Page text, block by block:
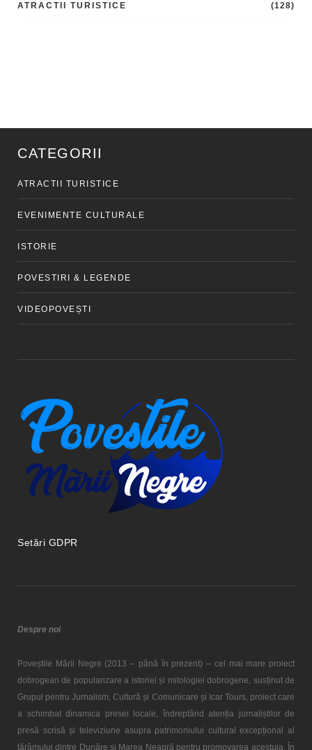
ATRACTII TURISTICE (128)
CATEGORII
ATRACTII TURISTICE
EVENIMENTE CULTURALE
ISTORIE
POVESTIRI & LEGENDE
VIDEOPOVEȘTI
Setări GDPR
Despre noi
Poveștile Mării Negre (2013 – până în prezent) – cel mai mare proiect
dobrogean de popularizare a istoriei și mitologiei dobrogene, susținut de
Grupul pentru Jurnalism, Cultură și Comunicare și Icar Tours, proiect care
a schimbat dinamica presei locale, îndreptând atenția jurnaliștilor de
presă scrisă și televiziune asupra patrimoniului cultural excepțional al
tărâmului dintre Dunăre și Marea Neagră pentru promovarea acestuia. În